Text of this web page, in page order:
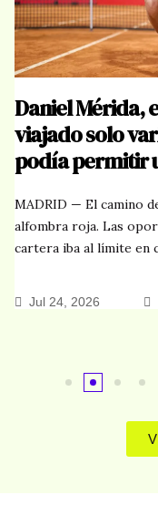
el tenista
varios años
un
del español Daniel
oportunidades
en cada ...
By Nacho Encabo